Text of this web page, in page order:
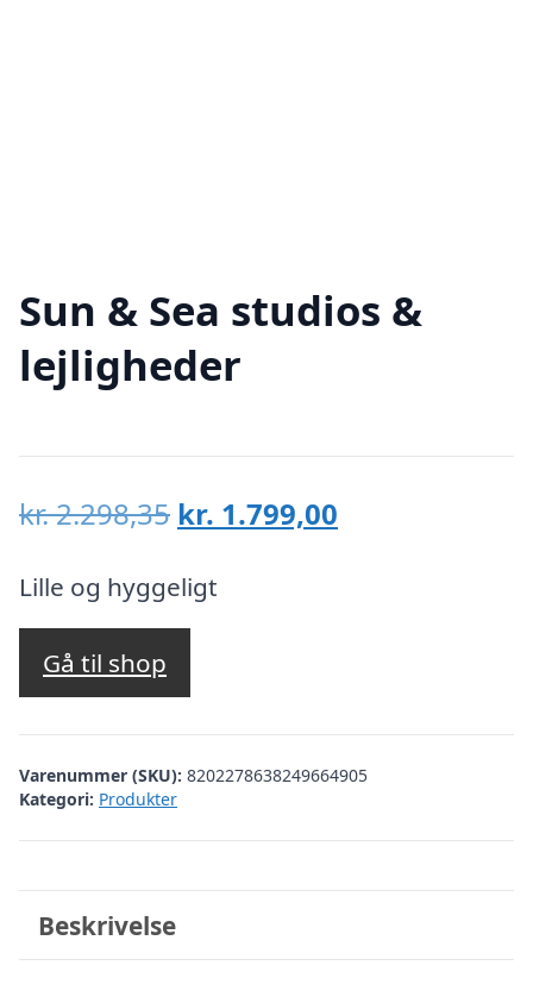
Sun & Sea studios &
lejligheder
kr.2.298,35 Den
pris
var:
kr. 1.799,00
Lille og hyggeligt
Gå til shop
Varenummer (SKU): 8202278638249664905
Kategori: Produkter
Beskrivelse